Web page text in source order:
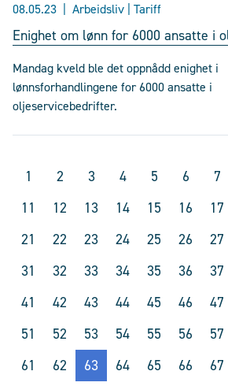
08.05.23 Arbeidsliv | Tariff
Enighet om lønn for 6000 ansatte i
Mandag kveld ble det oppnådd enighet i
lønnsforhandlingene for 6000 ansatte i
oljeservicebedrifter.
1 2 3 4 5 6 7
11
12 13 14 15 16 17
21
22 23 24 25 26 27
31
32 33 34 35 36 37
41
42 43 44 45 46 47
51
52 53 54 55 56 57
61
62 63 64 65 66 67